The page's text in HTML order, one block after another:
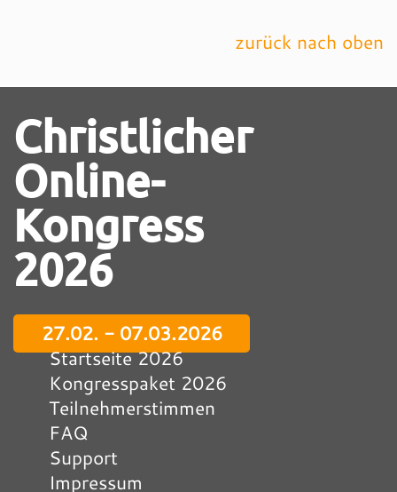
zurück nach oben
Christlicher
Online-
Kongress
2026
27.02. - 07.03.2026
Startseite 2026
Kongresspaket 2026
Teilnehmerstimmen
FAQ
Support
Impressum